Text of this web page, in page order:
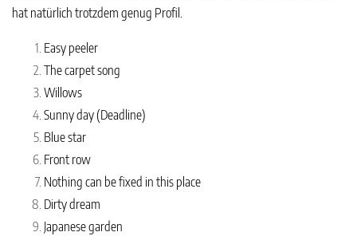
hat natürlich trotzdem genug Profil.
Easy peeler
The carpet song
Willows
Sunny day (Deadline)
Blue star
Front row
Nothing can be fixed in this place
Dirty dream
Japanese garden